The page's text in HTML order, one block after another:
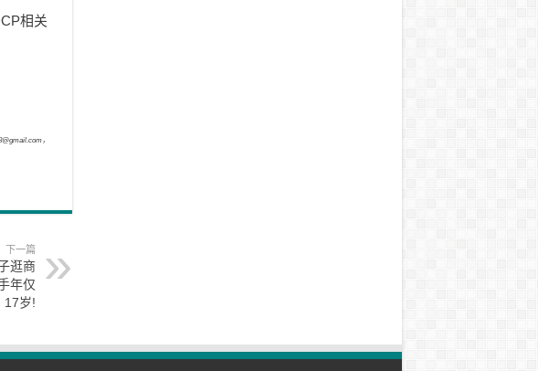
相关
，
下一篇
逛商
年仅
17岁!